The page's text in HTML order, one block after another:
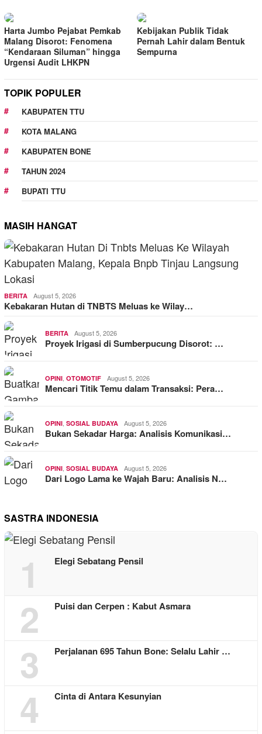
Harta Jumbo Pejabat Pemkab
Malang Disorot: Fenomena
“Kendaraan Siluman” hingga
Urgensi Audit LHKPN
Kebijakan Publik Tidak
Pernah Lahir dalam Bentuk
Sempurna
TOPIK POPULER
KABUPATEN TTU
KOTA MALANG
KABUPATEN BONE
TAHUN 2024
BUPATI TTU
MASIH HANGAT
BERITA August 5, 2026
Kebakaran Hutan di TNBTS Meluas ke Wilay…
BERITA August 5, 2026
Proyek Irigasi di Sumberpucung Disorot: …
OPINI OTOMOTIF August 5, 2026
Mencari Titik Temu dalam Transaksi: Pera…
OPINI SOSIAL BUDAYA August 5, 2026
Bukan Sekadar Harga: Analisis Komunikasi…
OPINI SOSIAL BUDAYA August 5, 2026
Dari Logo Lama ke Wajah Baru: Analisis N…
SASTRA INDONESIA
1 Elegi Sebatang Pensil
2 Puisi dan Cerpen : Kabut Asmara
3 Perjalanan 695 Tahun Bone: Selalu Lahir …
4 Cinta di Antara Kesunyian